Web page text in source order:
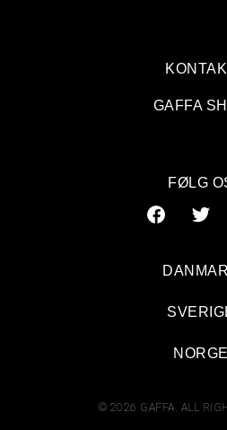
GAFFA
FØLG
© 2026 GAFFA. ALL
NORGE